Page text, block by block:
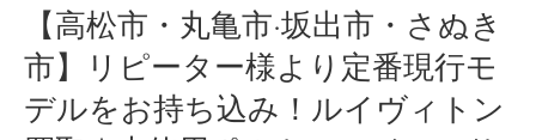
【高松市・丸亀市·坂出市・さぬき
市】リピーター様より定番現行モ
デルをお持ち込み！ルイヴィトン